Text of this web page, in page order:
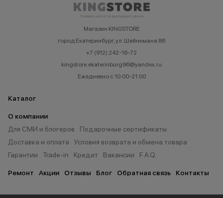
Магазин KINGSTORE
город Екатеринбург, ул. Шейнкмана 86
+7 (912) 242-16-72
kingstore.ekaterinburg96@yandex.ru
Ежедневно с 10:00-21:00
Каталог
О компании
Для СМИ и блогеров
Подарочные сертификаты
Доставка и оплата
Условия возврата и обмена товара
Гарантии
Trade-in Кредит Вакансии F.A.Q.
Ремонт Акции Отзывы Блог Обратная связь Контакты